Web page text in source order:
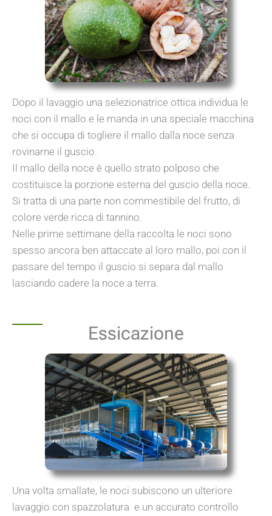
Dopo il lavaggio una selezionatrice ottica individua le
noci con il mallo e le manda in una speciale macchina
che si occupa di togliere il mallo dalla noce senza
rovinarne il guscio.
Il mallo della noce è quello strato polposo che
costituisce la porzione esterna del guscio della noce.
Si tratta di una parte non commestibile del frutto, di
colore verde ricca di tannino.
Nelle prime settimane della raccolta le noci sono
spesso ancora ben attaccate al loro mallo, poi con il
passare del tempo il guscio si separa dal mallo
lasciando cadere la noce a terra.
Essicazione
Una volta smallate, le noci subiscono un ulteriore
lavaggio con spazzolatura e un accurato controllo